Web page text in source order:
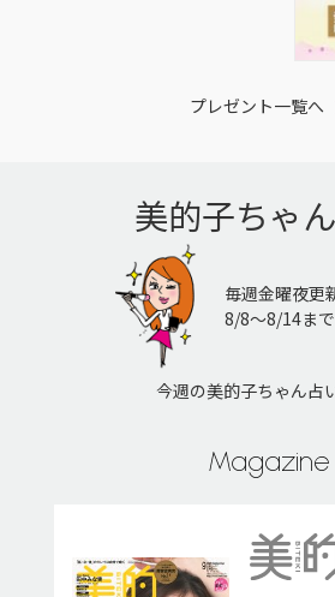
プレゼント一覧へ
美的子ちゃ
毎週金曜夜更
8/8〜8/14ま
今週の美的子ちゃん占
Magazine